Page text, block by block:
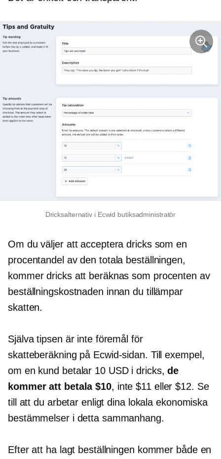
Dricksalternativ i Ecwid butiksadministratör
Om du väljer att acceptera dricks som en
procentandel av den totala beställningen,
kommer dricks att beräknas som procenten av
beställningskostnaden innan du tillämpar
skatten.
Själva tipsen är inte föremål för
skatteberäkning på Ecwid-sidan. Till exempel,
om en kund betalar 10 USD i dricks,de
kommer att betala $10, inte $11 eller $12. Se
till att du arbetar enligt dina lokala ekonomiska
bestämmelser i detta sammanhang.
Efter att ha lagt beställningen kommer både en